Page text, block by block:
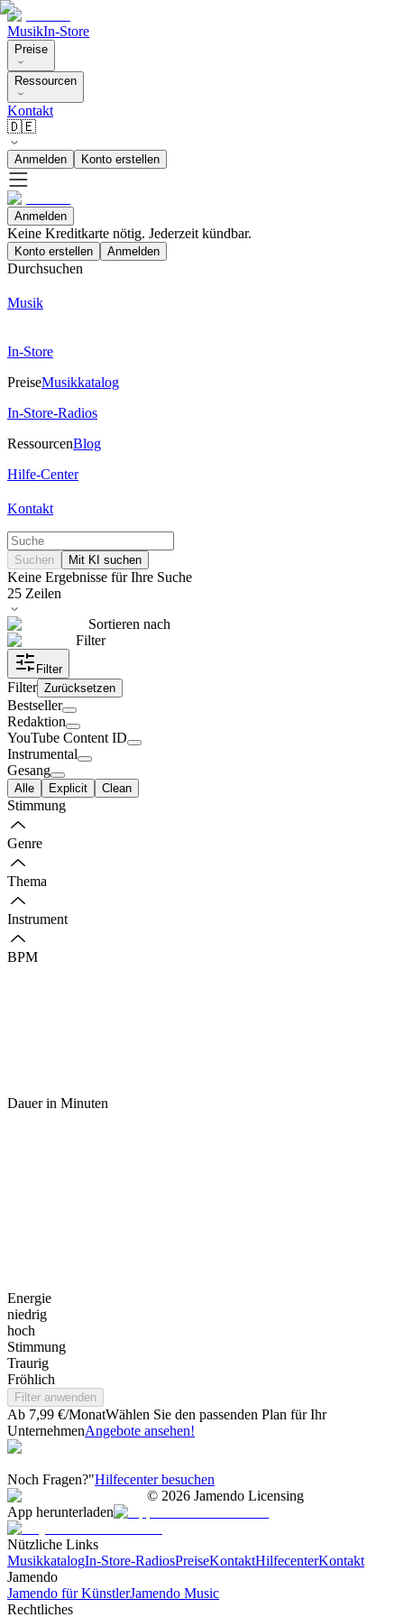
MusikIn-Store
Preise
Ressourcen
Kontakt
🇩🇪
Anmelden Konto erstellen
Anmelden
Keine Kreditkarte nötig. Jederzeit kündbar.
Konto erstellen Anmelden
Durchsuchen
Musik
In-Store
PreiseMusikkatalog
In-Store-Radios
RessourcenBlog
Hilfe-Center
Kontakt
Suchen Mit KI suchen
Keine Ergebnisse für Ihre Suche
25 Zeilen
Sortieren nach
Filter
Filter
Filter Zurücksetzen
Bestseller
Redaktion
YouTube Content ID
Instrumental
Gesang
Alle Explicit Clean
Stimmung
Genre
Thema
Instrument
BPM
Dauer in Minuten
Energie
niedrig
hoch
Stimmung
Traurig
Fröhlich
Filter anwenden
Ab 7,99 €/MonatWählen Sie den passenden Plan für Ihr
UnternehmenAngebote ansehen!
Noch Fragen?"Hilfecenter besuchen
© 2026 Jamendo Licensing
App herunterladen
Nützliche Links
MusikkatalogIn-Store-RadiosPreiseKontaktHilfecenterKontakt
Jamendo
Jamendo für KünstlerJamendo Music
Rechtliches